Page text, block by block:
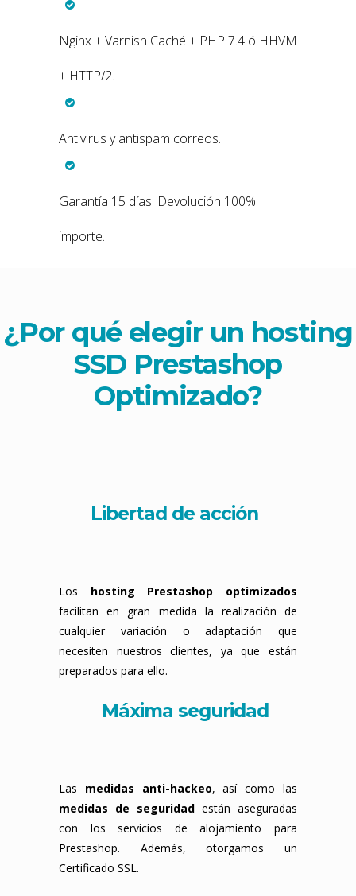
Nginx + Varnish Caché + PHP 7.4 ó HHVM
+ HTTP/2.
Antivirus y antispam correos.
Garantía 15 días. Devolución 100%
importe.
¿Por qué elegir un hosting
SSD Prestashop
Optimizado?
Libertad de acción
Los hosting Prestashop optimizados
facilitan en gran medida la realización de
cualquier variación o adaptación que
necesiten nuestros clientes, ya que están
preparados para ello.
Máxima seguridad
Las medidas anti-hackeo, así como las
medidas de seguridad están aseguradas
con los servicios de alojamiento para
Prestashop. Además, otorgamos un
Certificado SSL.